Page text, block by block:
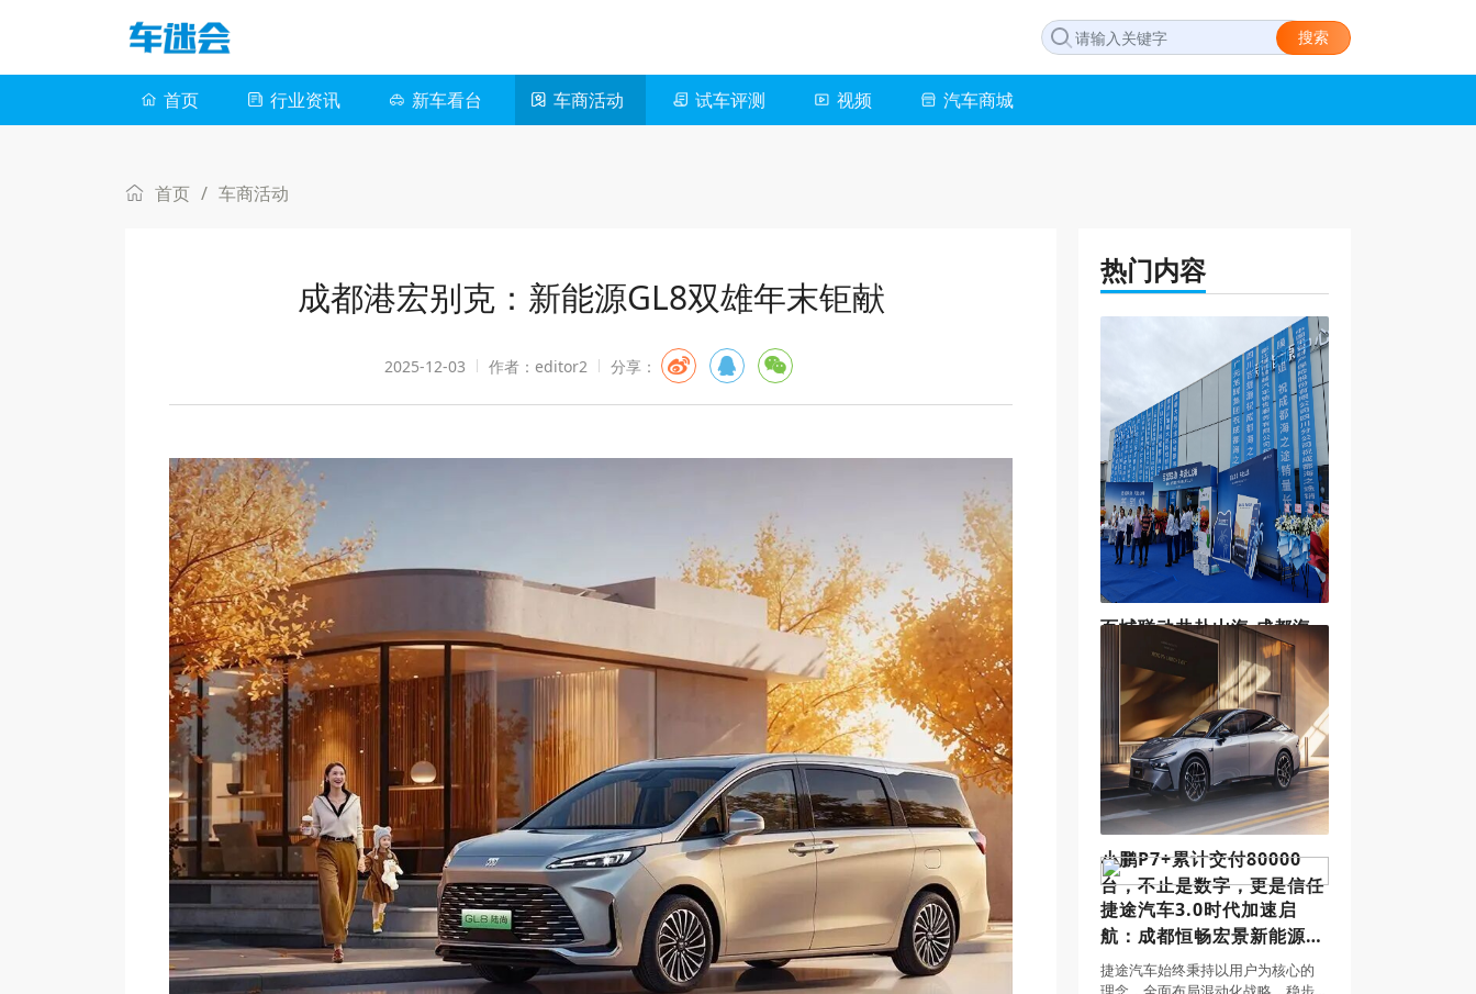
搜索
首页 行业资讯 新车看台 车商活动 试车评测 视频 汽车商城
首页 / 车商活动
成都港宏别克：新能源GL8双雄年末钜献
2025-12-03 作者：editor2 分享：
热门内容
百城联动共赴山海 成都海
之途捷途新能源中心盛大开
2024年6月2日，百城联动，共赴山
海，捷途山海百店联合开业暨山海
T2上市活动在成都都江堰市奎光塔
街道民丰社区永安大道南二段313号
海之途新能源中心隆重举行。活动
现场，捷途汽车厂家领导、海之途
新能源中
小鹏P7+累计交付80000
台，不止是数字，更是信任
捷途汽车3.0时代加速启
航：成都恒畅宏景新能源中
心喜迎开业
捷途汽车始终秉持以用户为核心的